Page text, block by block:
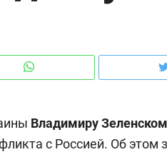
Владимиру
с Россией. Об этом